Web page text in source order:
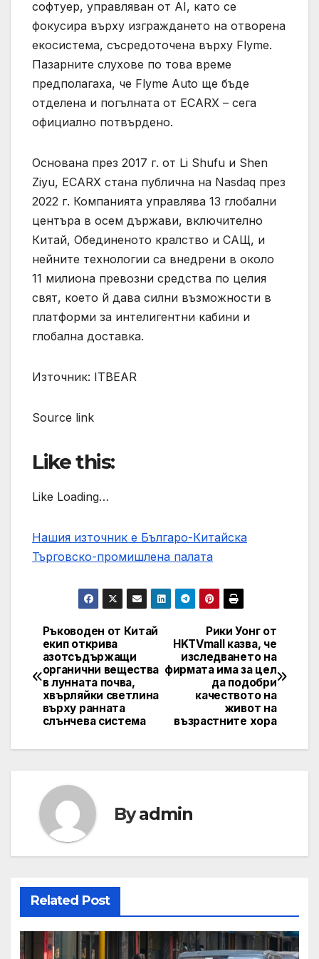
софтуер, управляван от AI, като се
фокусира върху изграждането на отворена
екосистема, съсредоточена върху Flyme.
Пазарните слухове по това време
предполагаха, че Flyme Auto ще бъде
отделена и погълната от ECARX – сега
официално потвърдено.
Основана през 2017 г. от Li Shufu и Shen
Ziyu, ECARX стана публична на Nasdaq през
2022 г. Компанията управлява 13 глобални
центъра в осем държави, включително
Китай, Обединеното кралство и САЩ, и
нейните технологии са внедрени в около
11 милиона превозни средства по целия
свят, което й дава силни възможности в
платформи за интелигентни кабини и
глобална доставка.
Източник: ITBEAR
Source link
Like this:
Like Loading…
Нашия източник е Българо-Китайска
Търговско-промишлена палaта
Post
navigation
Рики Уонг от
HKTVmall казва, че
изследването на
фирмата има за цел
да подобри
качеството на
живот на
възрастните хора
Ръководен от Китай
екип открива
азотсъдържащи
органични вещества
в лунната почва,
хвърляйки светлина
върху ранната
слънчева система
Byadmin
Related Post